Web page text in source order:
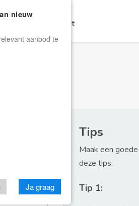
Contact
Tips
Maak een
deze tips:
Tip 1:
nieuw
aanbod te
Ja graag